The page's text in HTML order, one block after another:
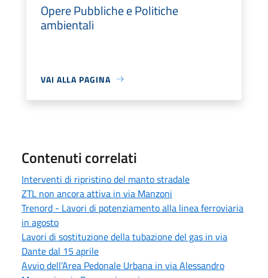
Opere Pubbliche e Politiche
ambientali
VAI ALLA PAGINA
Contenuti correlati
Interventi di ripristino del manto stradale
ZTL non ancora attiva in via Manzoni
Trenord - Lavori di potenziamento alla linea ferroviaria
in agosto
Lavori di sostituzione della tubazione del gas in via
Dante dal 15 aprile
Avvio dell’Area Pedonale Urbana in via Alessandro